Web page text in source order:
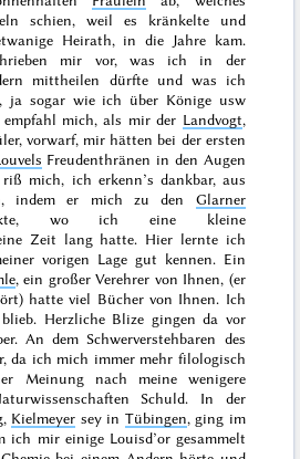
schien, weil es kränkelte und
Heirath, in die Jahre kam.
mir vor, was ich in der
mittheilen dürfte und was ich
ja sogar wieich über Könige usw
empfahl mich, als mir der Landvogt,
vorwarf, mir hätten bei der ersten
Freudenthränen in den Augen
riß mich, ich erkenn’s dankbar, aus
indem er mich zu den Glarner
wo ich eine kleine
Zeit lang hatte. Hier lernte ich
vorigen Lage gut kennen. Ein
, ein großer Verehrer von Ihnen, (er
hatte viel Bücher von Ihnen. Ich
Herzliche Blize gingen da vor
An dem Schwerverstehbaren des
da ich mich immer mehr filologisch
Meinung nach meine wenigere
Schuld. In der
Kielmeyer sey in Tübingen, ging im
ich mir einige Louisd’or gesammelt